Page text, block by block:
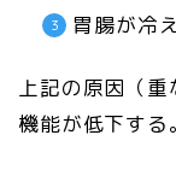
胃腸が冷
上記の原因（
機能が低下する。